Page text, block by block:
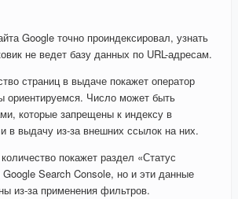
Google точно проиндексировал, узнать
не ведет базу данных по URL-адресам.
страниц в выдаче покажет оператор
ориентируемся. Число может быть
которые запрещены к индексу в
в выдачу из-за внешних ссылок на них.
покажет раздел «Статус
Google Search Console, но и эти данные
из-за применения фильтров.